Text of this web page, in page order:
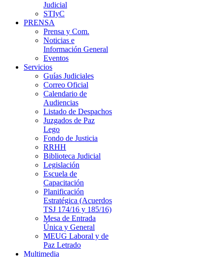
Judicial
STIyC
PRENSA
Prensa y Com.
Noticias e
Información General
Eventos
Servicios
Guías Judiciales
Correo Oficial
Calendario de
Audiencias
Listado de Despachos
Juzgados de Paz
Lego
Fondo de Justicia
RRHH
Biblioteca Judicial
Legislación
Escuela de
Capacitación
Planificación
Estratégica (Acuerdos
TSJ 174/16 y 185/16)
Mesa de Entrada
Única y General
MEUG Laboral y de
Paz Letrado
Multimedia